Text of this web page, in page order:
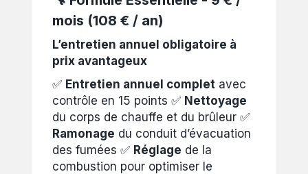
mois (108 € / an)
L’entretien annuel obligatoire à
prix avantageux
✅ Entretien annuel complet avec
contrôle en 15 points ✅ Nettoyage
du corps de chauffe et du brûleur ✅
Ramonage du conduit d’évacuation
des fumées ✅ Réglage de la
combustion pour optimiser le